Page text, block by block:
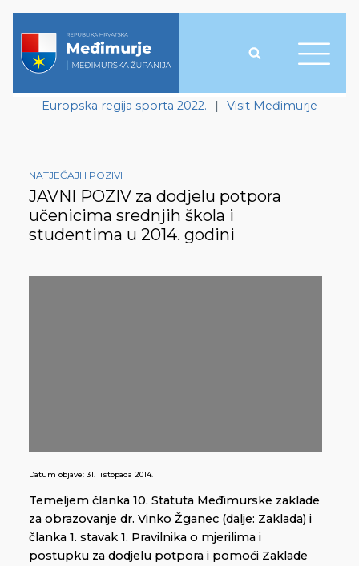
Europska regija sporta 2022. | Visit Međimurje
NATJEČAJI I POZIVI
JAVNI POZIV za dodjelu potpora
učenicima srednjih škola i
studentima u 2014. godini
Datum objave: 31. listopada 2014.
Temeljem članka 10. Statuta Međimurske zaklade
za obrazovanje dr. Vinko Žganec (dalje: Zaklada) i
članka 1. stavak 1. Pravilnika o mjerilima i
postupku za dodjelu potpora i pomoći Zaklade